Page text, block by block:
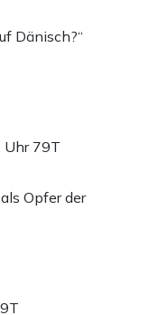
Dänisch?“
Uhr 79T
Opfer der